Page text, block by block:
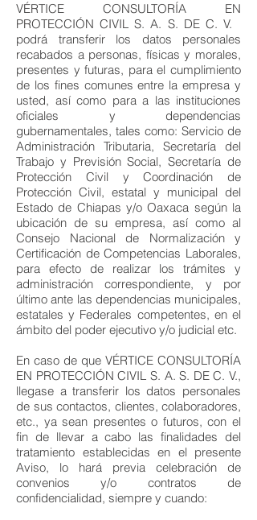
VÉRTICE CONSULTORÍA EN
PROTECCIÓN CIVIL S. A. S. DE C. V.
podrá transferir los datos personales
recabados a personas, físicas y morales,
presentes y futuras, para el cumplimiento
de los fines comunes entre la empresa y
usted, así como para a las instituciones
oficiales y dependencias
gubernamentales, tales como: Servicio de
Administración Tributaria, Secretaría del
Trabajo y Previsión Social, Secretaría de
Protección Civil y Coordinación de
Protección Civil, estatal y municipal del
Estado de Chiapas y/o Oaxaca según la
ubicación de su empresa, así como al
Consejo Nacional de Normalización y
Certificación de Competencias Laborales,
para efecto de realizar los trámites y
administración correspondiente, y por
último ante las dependencias municipales,
estatales y Federales competentes, en el
ámbito del poder ejecutivo y/o judicial etc.
En caso de que VÉRTICE CONSULTORÍA
EN PROTECCIÓN CIVIL S. A. S. DE C. V.,
llegase a transferir los datos personales
de sus contactos, clientes, colaboradores,
etc., ya sean presentes o futuros, con el
fin de llevar a cabo las finalidades del
tratamiento establecidas en el presente
Aviso, lo hará previa celebración de
convenios y/o contratos de
confidencialidad, siempre y cuando: